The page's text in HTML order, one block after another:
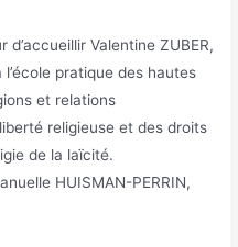
d’accueillir Valentine ZUBER,
pratique des hautes
et relations
religieuse et des droits
de la laïcité.
HUISMAN-PERRIN,